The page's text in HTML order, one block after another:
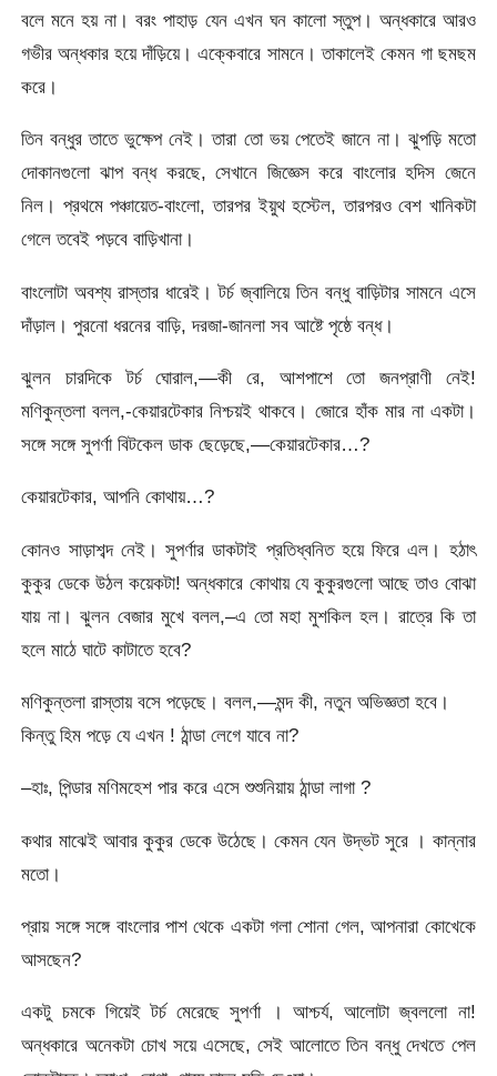
বলে মনে হয় না। বরং পাহাড় যেন এখন ঘন কালাে স্তুপ। অন্ধকারে আরও
গভীর অন্ধকার হয়ে দাঁড়িয়ে। এক্কেবারে সামনে। তাকালেই কেমন গা ছমছম
করে।
তিন বন্ধুর তাতে ভুক্ষেপ নেই। তারা তাে ভয় পেতেই জানে না। ঝুপড়ি মতাে
দোকানগুলাে ঝাপ বন্ধ করছে, সেখানে জিজ্ঞেস করে বাংলোর হদিস জেনে
নিল। প্রথমে পঞ্চায়েত-বাংলাে, তারপর ইয়ুথ হস্টেল, তারপরও বেশ খানিকটা
গেলে তবেই পড়বে বাড়িখানা।
বাংলােটা অবশ্য রাস্তার ধারেই। টর্চ জ্বালিয়ে তিন বন্ধু বাড়িটার সামনে এসে
দাঁড়াল। পুরনাে ধরনের বাড়ি, দরজা-জানলা সব আষ্টে পৃষ্ঠে বন্ধ।
ঝুলন চারদিকে টর্চ ঘােরাল,—কী রে, আশপাশে তাে জনপ্রাণী নেই!
মণিকুন্তলা বলল,-কেয়ারটেকার নিশ্চয়ই থাকবে। জোরে হাঁক মার না একটা।
সঙ্গে সঙ্গে সুপর্ণা বিটকেল ডাক ছেড়েছে,—কেয়ারটেকার…?
কেয়ারটেকার, আপনি কোথায়…?
কোনও সাড়াশব্দ নেই। সুপর্ণার ডাকটাই প্রতিধ্বনিত হয়ে ফিরে এল। হঠাৎ
কুকুর ডেকে উঠল কয়েকটা! অন্ধকারে কোথায় যে কুকুরগুলাে আছে তাও বােঝা
যায় না। ঝুলন বেজার মুখে বলল,–এ তাে মহা মুশকিল হল। রাত্রে কি তা
হলে মাঠে ঘাটে কাটাতে হবে?
মণিকুন্তলা রাস্তায় বসে পড়েছে। বলল,—মন্দ কী, নতুন অভিজ্ঞতা হবে।
কিন্তু হিম পড়ে যে এখন ! ঠান্ডা লেগে যাবে না?
–হাঃ, পিন্ডার মণিমহেশ পার করে এসে শুশুনিয়ায় ঠান্ডা লাগা ?
কথার মাঝেই আবার কুকুর ডেকে উঠেছে। কেমন যেন উদ্ভট সুরে । কান্নার
মতাে।
প্রায় সঙ্গে সঙ্গে বাংলাের পাশ থেকে একটা গলা শােনা গেল, আপনারা কোখেকে
আসছেন?
একটু চমকে গিয়েই টর্চ মেরেছে সুপর্ণা । আশ্চর্য, আলােটা জ্বললো না!
অন্ধকারে অনেকটা চোখ সয়ে এসেছে, সেই আলােতে তিন বন্ধু দেখতে পেল